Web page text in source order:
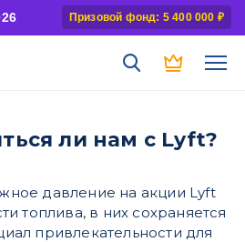
Призовой фонд: 5 400 000 ₽
ли нам с Lyft?
давление на акции Lyft
топлива, в них сохраняется
привлекательности для